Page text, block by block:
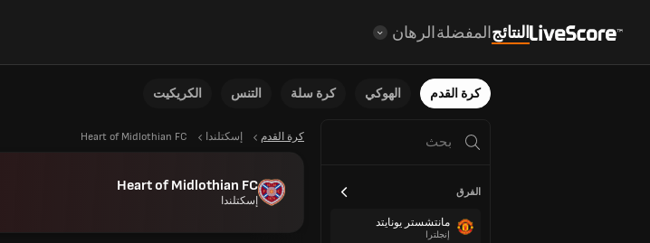
النتائجالمفضلةالرهان
كرة القدم الهوكي كرة سلة التنس الكريكيت
الفرق
مانتشستر يونايتد
إنجلترا
كرة القدم إسكتلندا Heart of Midlothian FC
Heart of Midlothian FC
إسكتلندا